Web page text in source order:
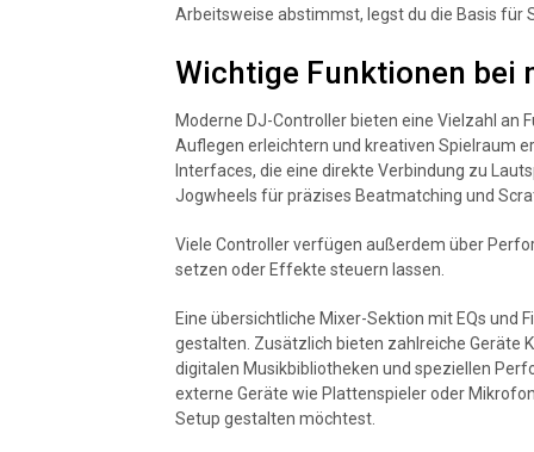
Arbeitsweise abstimmst, legst du die Basis für
Wichtige Funktionen bei
Moderne DJ-Controller bieten eine Vielzahl an
Auflegen erleichtern und kreativen Spielraum
Interfaces, die eine direkte Verbindung zu
Jogwheels für präzises Beatmatching und
Viele Controller verfügen außerdem über
setzen oder Effekte steuern lassen.
Eine übersichtliche Mixer-Sektion mit EQs und
gestalten. Zusätzlich bieten zahlreiche Geräte
digitalen Musikbibliotheken und speziellen
externe Geräte wie Plattenspieler oder
Setup gestalten möchtest.